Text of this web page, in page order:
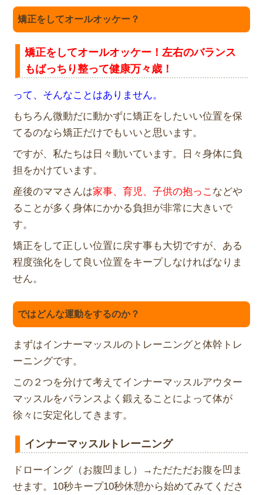
矯正をしてオールオッケー？
矯正をしてオールオッケー！ 左右のバランス
もばっちり整って健康万々歳！
って、そんなことはありません。
もちろん微動だに動かずに矯正をしたいい位置を保
てるのなら矯正だけでもいいと思います。
ですが、私たちは日々動いています。
日々身体に負
担をかけています。
産後のママさんは家事、育児、 子供の抱っこ などや
ることが多く身体にかかる負担が非常に大きいで
す。
矯正をして正しい位置に戻す事も大切ですが、 ある
程度強化をして良い位置をキープしなければなりま
せん。
ではどんな運動をするのか？
まずはインナーマッスルのトレーニングと体幹トレ
ーニングです。
この２つを分けて考えてインナーマッスルアウター
マッスルをバラ ンスよく鍛えることによって体が
徐々に安定化してきます。
インナーマッスルトレーニング
ドローイング（お腹凹まし）→ただただお腹を凹ま
せます。10秒キープ10秒休憩から始めてみてくださ